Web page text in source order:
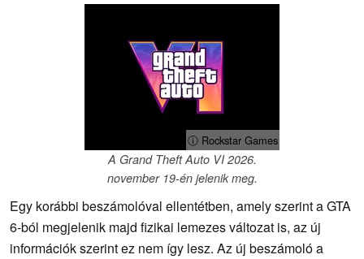
ⓘ Rockstar Games
A Grand Theft Auto VI 2026.
november 19-én jelenik meg.
Egy korábbi beszámolóval ellentétben, amely szerint a GTA
6-ból megjelenik majd fizikai lemezes változat is, az új
információk szerint ez nem így lesz. Az új beszámoló a